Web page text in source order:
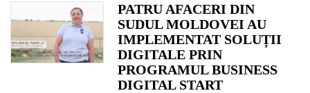
PATRU AFACERI DIN
SUDUL MOLDOVEI AU
IMPLEMENTAT SOLUȚII
DIGITALE PRIN
PROGRAMUL BUSINESS
DIGITAL START